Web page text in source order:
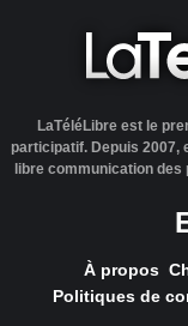
LaTéléLibre est le
participatif. Depuis 2007,
libre communication des
À propos
Politiques de